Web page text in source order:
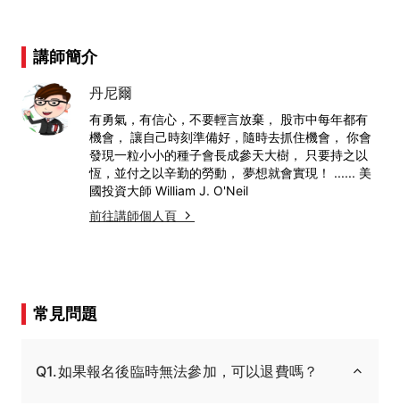
講師簡介
丹尼爾
有勇氣，有信心，不要輕言放棄， 股市中每年都有
機會， 讓自己時刻準備好，隨時去抓住機會， 你會
發現一粒小小的種子會長成參天大樹， 只要持之以
恆，並付之以辛勤的勞動， 夢想就會實現！ ...... 美
國投資大師 William J. O'Neil
前往講師個人頁
常見問題
Q1.如果報名後臨時無法參加，可以退費嗎？